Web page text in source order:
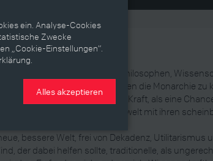
Künstler, Akademiker, Philosophen,
vieler Probleme, mit denen die Monarchie zu
als Katharsis, als reinigende Kraft, als eine
gewordenen Vorkriegswelt mit ihren
bessere Welt, frei von Dekadenz, Utilitarismus
der dabei helfen sollte, traditionelle, als
ein. Analyse-Cookies
Zwecke
„Cookie-Einstellungen“.
Alles akzeptieren